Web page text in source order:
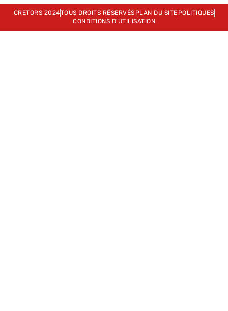
CRETORS 2024TOUS DROITS RÉSERVÉS PLAN DU SITE POLITIQUES
CONDITIONS D'UTILISATION